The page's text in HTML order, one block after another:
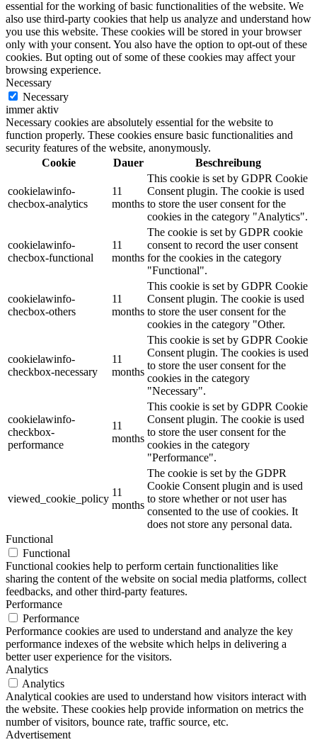
essential for the working of basic functionalities of the website. We
also use third-party cookies that help us analyze and understand how
you use this website. These cookies will be stored in your browser
only with your consent. You also have the option to opt-out of these
cookies. But opting out of some of these cookies may affect your
browsing experience.
Necessary
Necessary
immer aktiv
Necessary cookies are absolutely essential for the website to
function properly. These cookies ensure basic functionalities and
security features of the website, anonymously.
Cookie
Dauer Beschreibung
cookielawinfo-
checbox-analytics
11
months
This cookie is set by GDPR Cookie
Consent plugin. The cookie is used
to store the user consent for the
cookies in the category "Analytics".
cookielawinfo-
checbox-functional
11
months
The cookie is set by GDPR cookie
consent to record the user consent
for the cookies in the category
"Functional".
cookielawinfo-
checbox-others
11
months
This cookie is set by GDPR Cookie
Consent plugin. The cookie is used
to store the user consent for the
cookies in the category "Other.
cookielawinfo-
checkbox-necessary
11
months
This cookie is set by GDPR Cookie
Consent plugin. The cookies is used
to store the user consent for the
cookies in the category
"Necessary".
cookielawinfo-
checkbox-
performance
11
months
This cookie is set by GDPR Cookie
Consent plugin. The cookie is used
to store the user consent for the
cookies in the category
"Performance".
viewed_cookie_policy
11
months
The cookie is set by the GDPR
Cookie Consent plugin and is used
to store whether or not user has
consented to the use of cookies. It
does not store any personal data.
Functional
Functional
Functional cookies help to perform certain functionalities like
sharing the content of the website on social media platforms, collect
feedbacks, and other third-party features.
Performance
Performance
Performance cookies are used to understand and analyze the key
performance indexes of the website which helps in delivering a
better user experience for the visitors.
Analytics
Analytics
Analytical cookies are used to understand how visitors interact with
the website. These cookies help provide information on metrics the
number of visitors, bounce rate, traffic source, etc.
Advertisement